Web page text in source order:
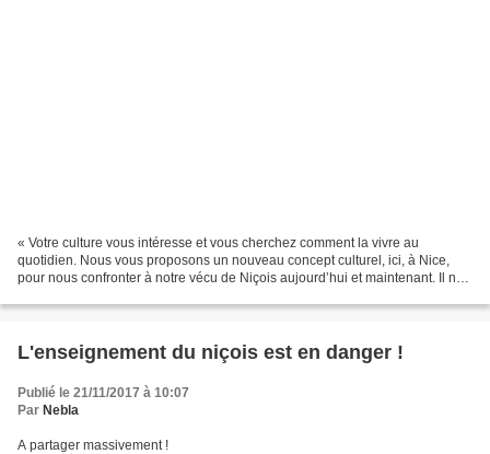
« Votre culture vous intéresse et vous cherchez comment la vivre au
quotidien. Nous vous proposons un nouveau concept culturel, ici, à Nice,
pour nous confronter à notre vécu de Niçois aujourd’hui et maintenant. Il ne
L'enseignement du niçois est en danger !
Publié le 21/11/2017 à 10:07
Par Nebla
A partager massivement !